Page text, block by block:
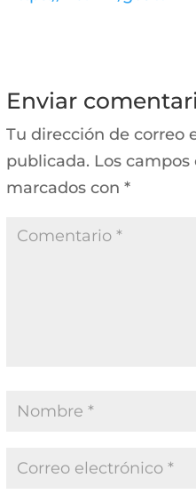
Enviar
Tu dirección de correo
publicada. Los
marcados con *